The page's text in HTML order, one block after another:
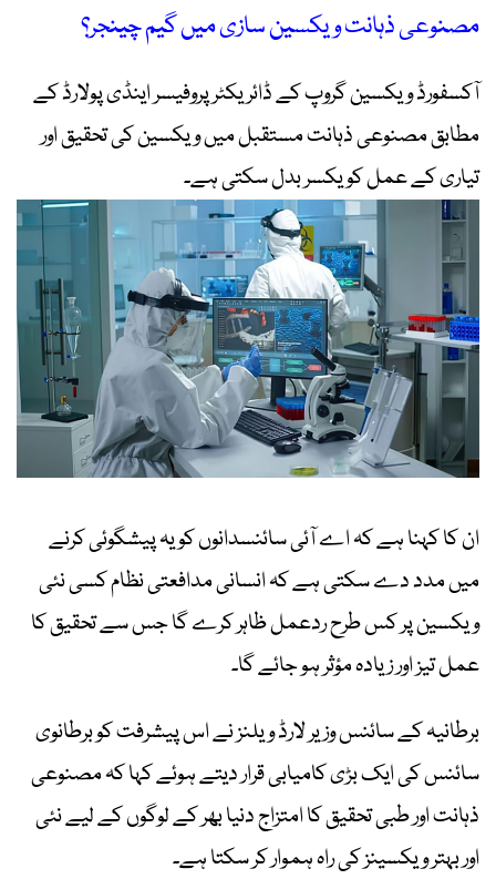
مصنوعی ذہانت ویکسین سازی میں گیم چینجر؟
آکسفورڈ ویکسین گروپ کے ڈائریکٹر پروفیسر اینڈی پولارڈ کے
مطابق مصنوعی ذہانت مستقبل میں ویکسین کی تحقیق اور
تیاری کے عمل کو یکسر بدل سکتی ہے۔
ان کا کہنا ہے کہ اے آئی سائنسدانوں کو یہ پیشگوئی کرنے
میں مدد دے سکتی ہے کہ انسانی مدافعتی نظام کسی نئی
ویکسین پر کس طرح ردعمل ظاہر کرے گا جس سے تحقیق کا
عمل تیز اور زیادہ مؤثر ہو جائے گا۔
برطانیہ کے سائنس وزیر لارڈ ویلنز نے اس پیشرفت کو برطانوی
سائنس کی ایک بڑی کامیابی قرار دیتے ہوئے کہا کہ مصنوعی
ذہانت اور طبی تحقیق کا امتزاج دنیا بھر کے لوگوں کے لیے نئی
اور بہتر ویکسینز کی راہ ہموار کر سکتا ہے۔